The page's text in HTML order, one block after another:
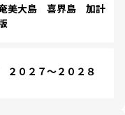
美大島 喜界島 加計
０２７～２０２８